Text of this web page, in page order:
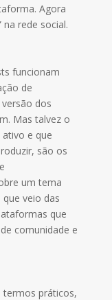
Agora
rede social.
funcionam
de
dos
Mas talvez o
e que
são os
um tema
veio das
que
comunidade e
termos práticos,